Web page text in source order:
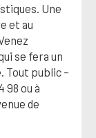
Une
et au
se fera un
Tout public –
98 ou à
de